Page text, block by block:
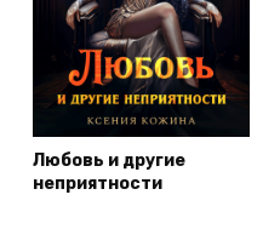
Любовь и другие
неприятности